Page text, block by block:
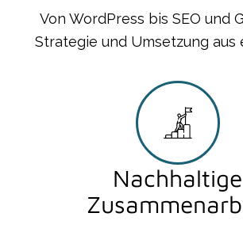
Von WordPress bis SEO und
Strategie und Umsetzung aus
Nachhaltige